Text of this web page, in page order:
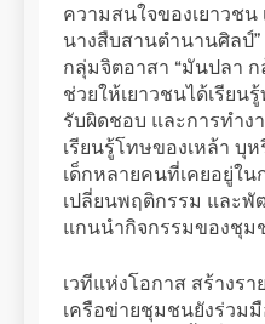
ความสนใจของเยาวชน
นางสืบสานตำนานศิลป์”
กลุ่มจิตอาสา “มันปลา
ช่วยให้เยาวชนได้เรียน
รับผิดชอบ และการทำง
เรียนรู้โทษของเหล้า บุ
เด็กหลายคนที่เคยอยู่ใน
เปลี่ยนพฤติกรรม และพั
แกนนำกิจกรรมของชุม
เวทีแห่งโอกาส สร้างร
เครือข่ายชุมชนยังร่วม